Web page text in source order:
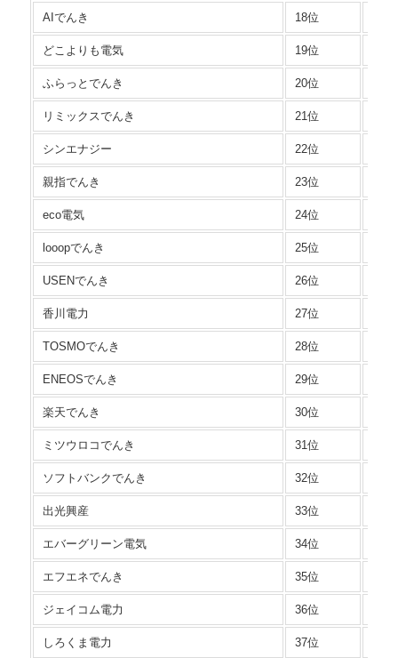
AIでんき 18位
どこよりも電気 19位
ふらっとでんき 20位
リミックスでんき 21位
シンエナジー 22位
親指でんき 23位
eco電気 24位
looopでんき 25位
USENでんき 26位
香川電力 27位
TOSMOでんき 28位
ENEOSでんき 29位
楽天でんき 30位
ミツウロコでんき 31位
ソフトバンクでんき 32位
出光興産 33位
エバーグリーン電気 34位
エフエネでんき 35位
ジェイコム電力 36位
しろくま電力 37位